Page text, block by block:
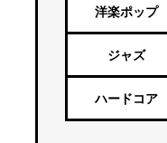
Vtuber・歌い手
洋楽ポップ
ジャズ
ハードコア